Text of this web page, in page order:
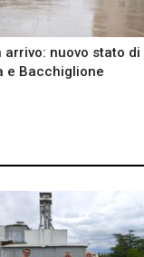
nuovo stato di
e Bacchiglione